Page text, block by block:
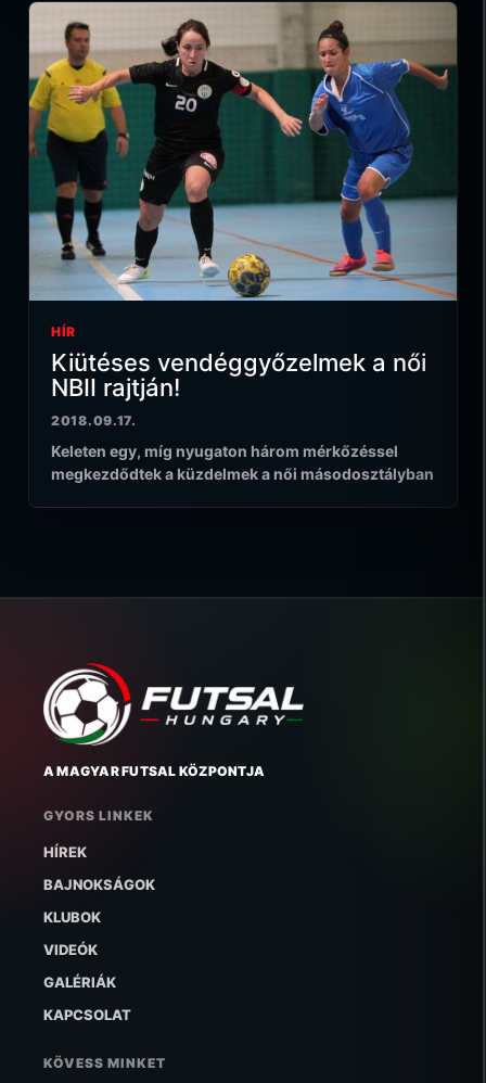
HÍR
Kiütéses vendéggyőzelmek a női
NBII rajtján!
2018.09.17.
Keleten egy, míg nyugaton három mérkőzéssel
megkezdődtek a küzdelmek a női másodosztályban
A MAGYAR FUTSAL KÖZPONTJA
GYORS LINKEK
HÍREK
BAJNOKSÁGOK
KLUBOK
VIDEÓK
GALÉRIÁK
KAPCSOLAT
KÖVESS MINKET